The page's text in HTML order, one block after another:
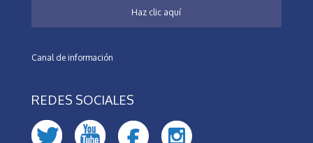
Haz clic aquí
Canal de información
REDES SOCIALES